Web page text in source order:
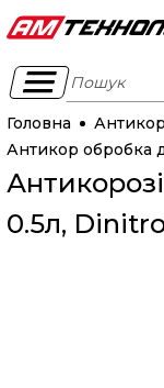
Пошук
Головна
Антикор обробка
0.5л,